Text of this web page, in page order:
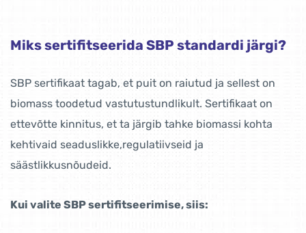
Miks sertifitseerida SBP standardi järgi?
SBP sertifikaat tagab, et puit on raiutud ja sellest on
biomass toodetud vastutustundlikult. Sertifikaat on
ettevõtte kinnitus, et ta järgib tahke biomassi kohta
kehtivaid seaduslikke,regulatiivseid ja
säästlikkusnõudeid.
Kui valite SBP sertifitseerimise, siis: